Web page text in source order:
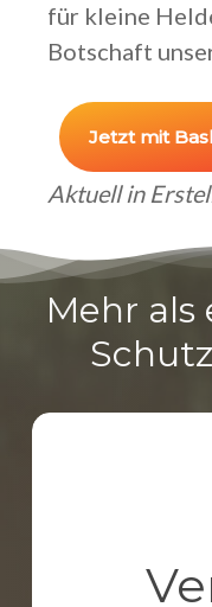
für kleine
Botschaft
Jetzt mit
Aktuell in
Mehr als